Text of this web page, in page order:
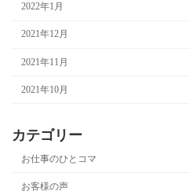
2022年1月
2021年12月
2021年11月
2021年10月
カテゴリー
お仕事のひとコマ
お客様の声